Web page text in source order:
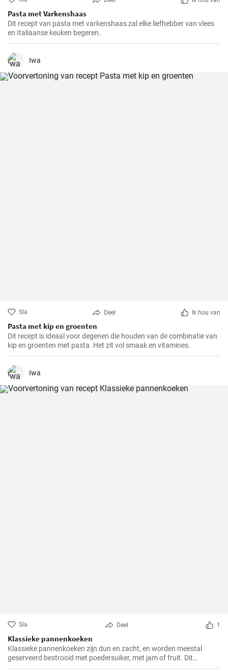
Pasta met Varkenshaas
Dit recept van pasta met varkenshaas zal elke liefhebber van vlees
en Italiaanse keuken begeren.
Iwa
Sla Deel Ik hou van
Pasta met kip en groenten
Dit recept is ideaal voor degenen die houden van de combinatie van
kip en groenten met pasta. Het zit vol smaak en vitamines.
Iwa
Sla Deel 1
Klassieke pannenkoeken
Klassieke pannenkoeken zijn dun en zacht, en worden meestal
geserveerd bestrooid met poedersuiker, met jam of fruit. Dit
eenvoudige gerecht is een populaire keuze voor het ontbijt, de lunch